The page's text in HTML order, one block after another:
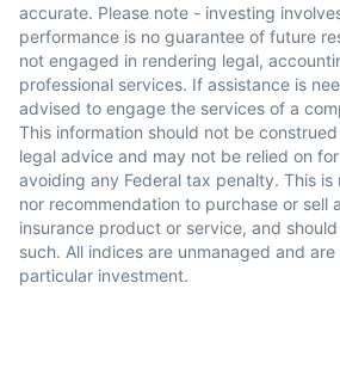
accurate. Please note - investing
performance is no guarantee of future
not engaged in rendering legal,
professional services. If assistance is
advised to engage the services of a
This information should not be
legal advice and may not be relied on
avoiding any Federal tax penalty. This is
nor recommendation to purchase or sell
insurance product or service, and
such. All indices are unmanaged and
particular investment.